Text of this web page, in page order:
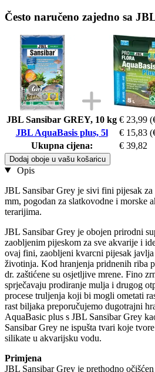
Često naručeno zajedno sa
JBL Sansibar GREY, 10 kg € 23,99
JBL AquaBasis plus, 5l
€ 15,83
Ukupna cijena:
€ 39,82
Dodaj oboje u vašu košaricu
Opis
JBL Sansibar Grey je sivi fini pijesak
mm, pogodan za slatkovodne i morske
terarijima.
JBL Sansibar Grey je obojen prirodni
zaobljenim pijeskom za sve akvarije i
ovaj fini, zaobljeni kvarcni pijesak
životinja. Kod hranjenja pridnenih riba
dr. zaštićene su osjetljive mrene. Fino
sprječavaju prodiranje mulja i drugog
procese truljenja koji bi mogli ometati
rast biljaka preporučujemo dugotrajni
AquaBasic plus s JBL Sansibar Grey
Sansibar Grey ne ispušta tvari koje
silikate u akvarijsku vodu.
Primjena
JBL Sansibar Grey je prethodno